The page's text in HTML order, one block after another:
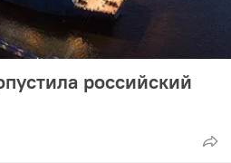
российский